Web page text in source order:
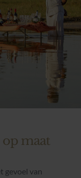
maat
gevoel van